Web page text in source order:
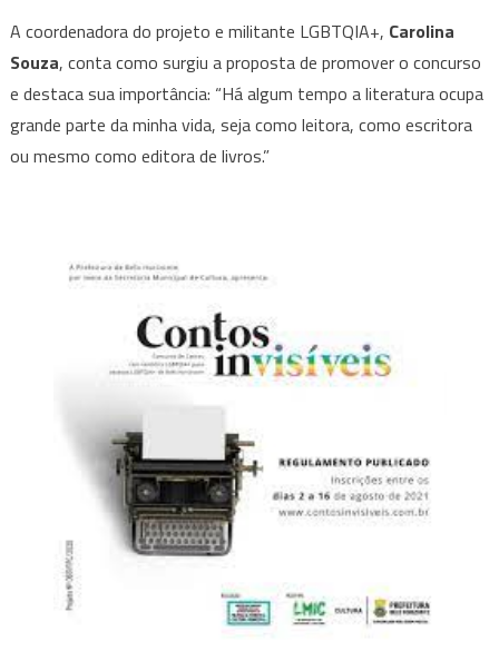
literatura
LGBTQIA+.
A coordenadora do projeto e militante LGBTQIA+, Carolina
Souza, conta como surgiu a proposta de promover o concurso
e destaca sua importância: “Há algum tempo a literatura ocupa
grande parte da minha vida, seja como leitora, como escritora
ou mesmo como editora de livros.”